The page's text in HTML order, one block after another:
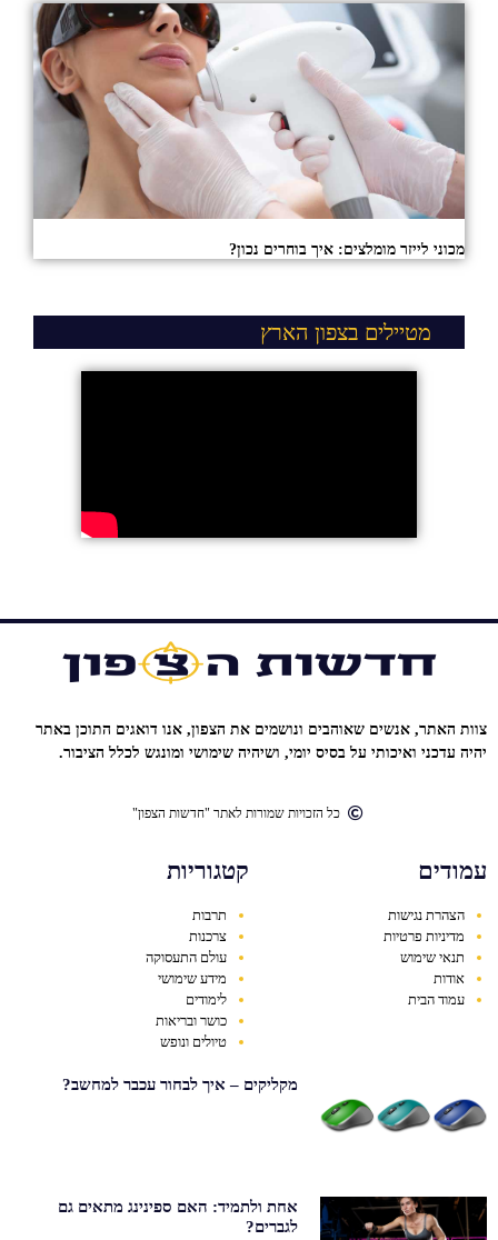
מכוני לייזר מומלצים: איך בוחרים נכון?
מטיילים בצפון הארץ
צוות האתר, אנשים שאוהבים ונושמים את הצפון, אנו דואגים התוכן באתר
יהיה עדכני ואיכותי על בסיס יומי, ושיהיה שימושי ומונגש לכלל הציבור.
כל הזכויות שמורות לאתר "חדשות הצפון"
עמודים
הצהרת נגישות
מדיניות פרטיות
תנאי שימוש
אודות
עמוד הבית
קטגוריות
תרבות
צרכנות
עולם התעסוקה
מידע שימושי
לימודים
כושר ובריאות
טיולים ונופש
מקליקים – איך לבחור עכבר למחשב?
אחת ולתמיד: האם ספינינג מתאים גם
לגברים?